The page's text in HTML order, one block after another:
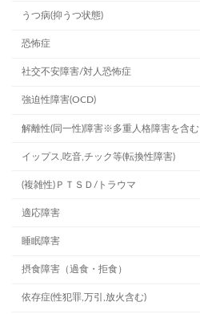
うつ病(抑うつ状態)
恐怖症
社交不安障害/対人恐怖症
強迫性障害(OCD)
解離性(同一性)障害※多重人格障害を含む
イップス,吃音,チック等(転換性障害)
(複雑性)ＰＴＳＤ/トラウマ
適応障害
睡眠障害
摂食障害（過食・拒食）
依存症(性犯罪,万引,放火含む)